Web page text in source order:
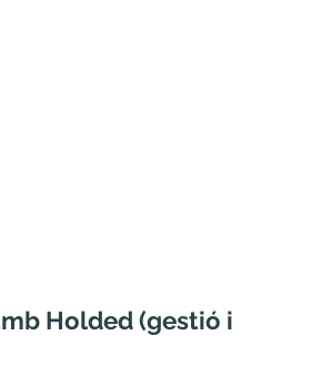
Holded (gestió i